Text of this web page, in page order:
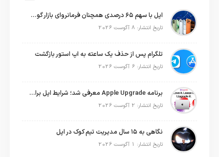
اپل با سهم ۶۵ درصدی همچنان فرمانروای بازار گوشی‌های پریمیوم جهان است
تاریخ انتشار: 8 آگوست 2026
تلگرام پس از حذف یک ساعته به اپ استور بازگشت
تاریخ انتشار: 6 آگوست 2026
برنامه Apple Upgrade معرفی شد؛ شرایط اپل برای اجاره آیفون، آیپد، مک و اپل واچ
تاریخ انتشار: 2 آگوست 2026
نگاهی به ۱۵ سال مدیریت تیم کوک در اپل
تاریخ انتشار: 1 آگوست 2026